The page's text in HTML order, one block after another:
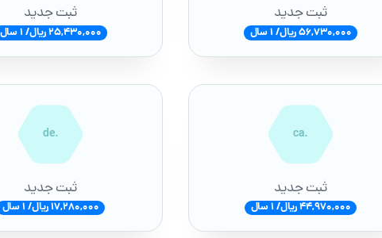
ثبت جدید
56,730,000 ریال/ 1 سال
ثبت جدید
25,430,000 ریال/ 1 سال
.ca
ثبت جدید
44,970,000 ریال/ 1 سال
.de
ثبت جدید
17,280,000 ریال/ 1 سال